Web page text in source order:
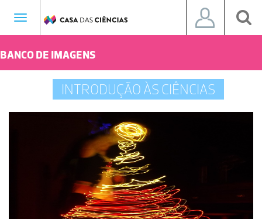
Toggle
BANCO DE IMAGENS
INTRODUÇÃO ÀS CIÊNCIAS